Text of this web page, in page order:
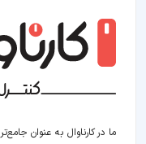
ما در کارناوال به عنوان